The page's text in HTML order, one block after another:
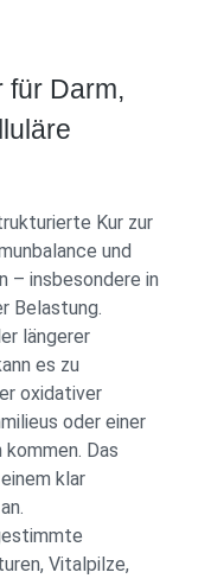
für Darm,
Kur zur
und
– insbesondere in
Belastung.
längerer
es zu
oxidativer
oder einer
Das
klar
Vitalpilze,